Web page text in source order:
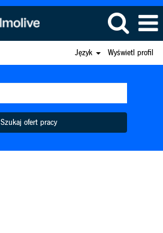
Język Wyświetl profil
Szukaj ofert pracy